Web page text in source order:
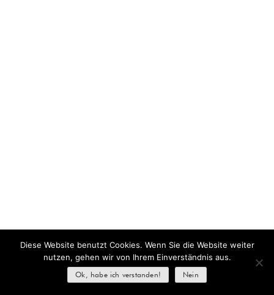
Diese Website benutzt Cookies. Wenn Sie die Website weiter
nutzen, gehen wir von Ihrem Einverständnis aus.
Ok, habe ich verstanden! Nein